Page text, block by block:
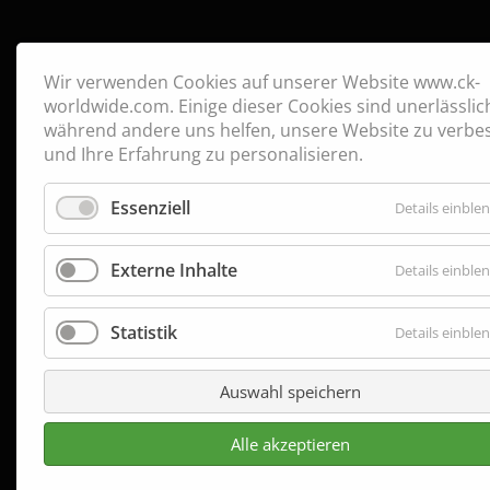
Wir verwenden Cookies auf unserer Website www.ck-
worldwide.com. Einige dieser Cookies sind
während andere uns helfen, unsere Website zu
und Ihre Erfahrung zu personalisieren.
Essenziell Details
Externe Inhalte Details
Statistik Details
Auswahl speichern
Alle akzeptieren